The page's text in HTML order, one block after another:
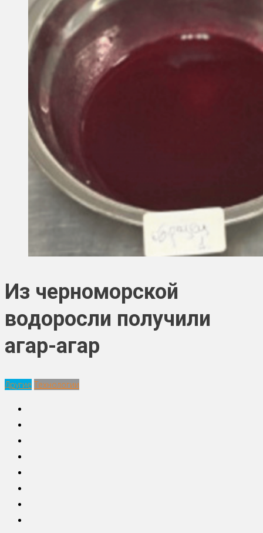
Из черноморской
водоросли получили
агар-агар
Другие Технологии